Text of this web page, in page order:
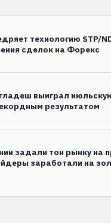
технологию STP/
сделок на Форекс
выиграл
результатом
задали тон рынку на
заработали на